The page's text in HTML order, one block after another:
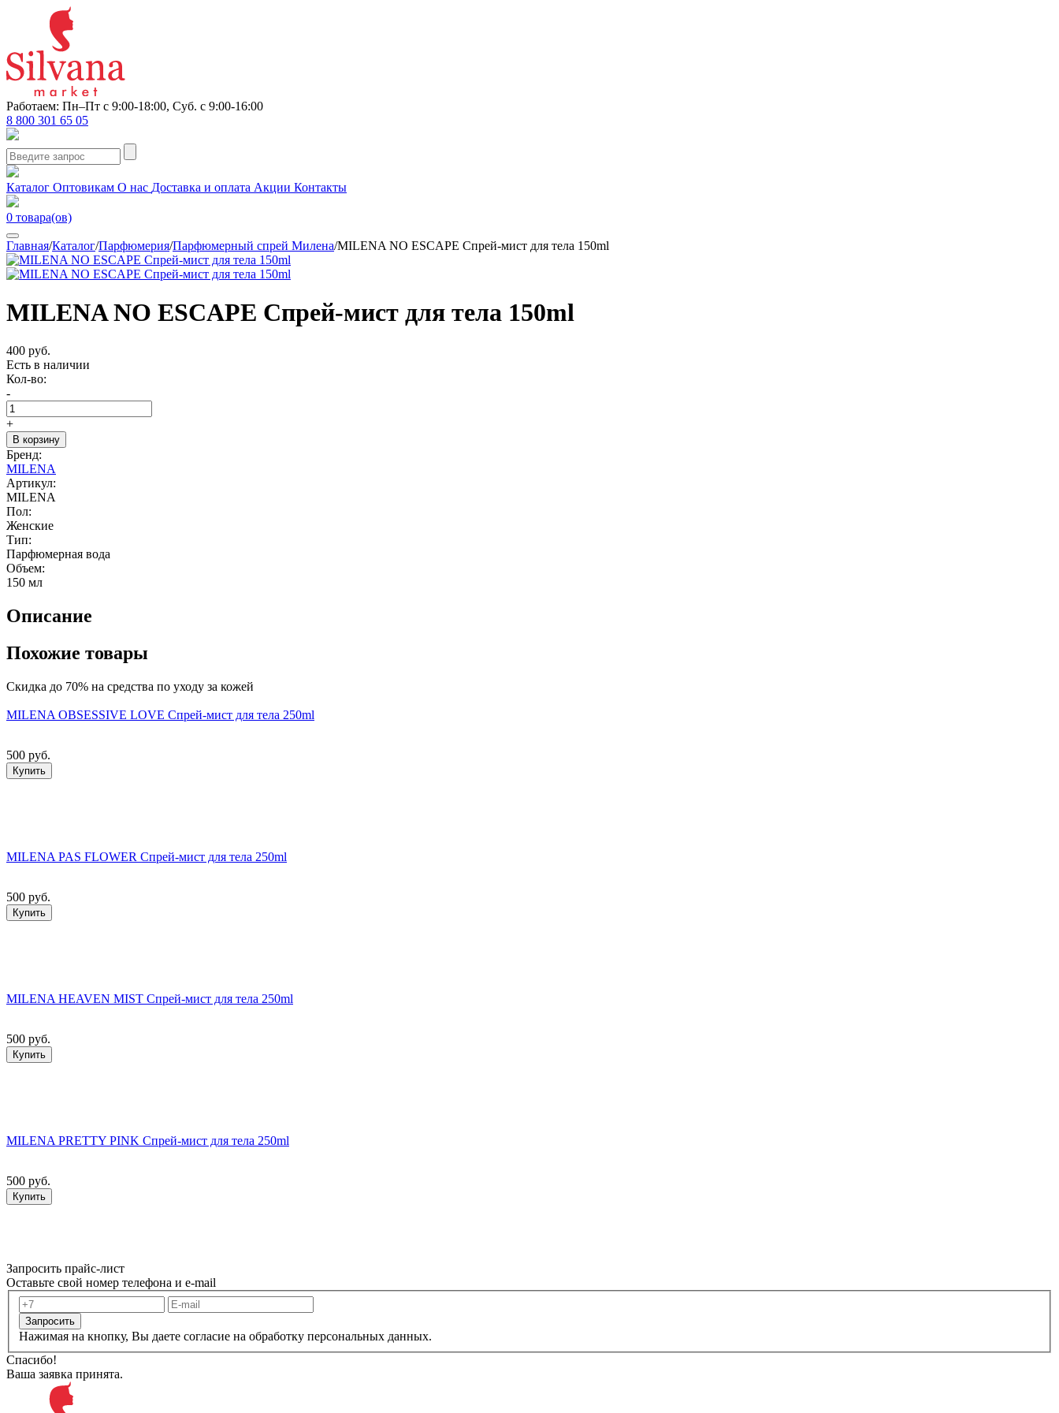
Работаем: Пн–Пт с 9:00-18:00, Суб. с 9:00-16:00
8 800 301 65 05
Каталог Оптовикам О нас Доставка и оплата Акции Контакты
0 товара(ов)
Главная/Каталог/Парфюмерия/Парфюмерный спрей Милена/MILENA NO ESCAPE Спрей-мист для тела 150ml
MILENA NO ESCAPE Спрей-мист для тела 150ml
400 руб.
Есть в наличии
Кол-во:
-
+
В корзину
Бренд:
MILENA
Артикул:
MILENA
Пол:
Женские
Тип:
Парфюмерная вода
Объем:
150 мл
Описание
Похожие товары
Скидка до 70% на средства по уходу за кожей
MILENA OBSESSIVE LOVE Спрей-мист для тела 250ml
500 руб.
Купить
MILENA PAS FLOWER Спрей-мист для тела 250ml
500 руб.
Купить
MILENA HEAVEN MIST Спрей-мист для тела 250ml
500 руб.
Купить
MILENA PRETTY PINK Спрей-мист для тела 250ml
500 руб.
Купить
Запросить прайс-лист
Оставьте свой номер телефона и e-mail
Запросить
Нажимая на кнопку, Вы даете согласие на обработку персональных данных.
Спасибо!
Ваша заявка принята.